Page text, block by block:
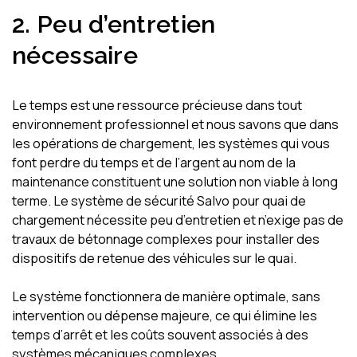
2. Peu d’entretien
nécessaire
Le temps est une ressource précieuse dans tout
environnement professionnel et nous savons que dans
les opérations de chargement, les systèmes qui vous
font perdre du temps et de l’argent au nom de la
maintenance constituent une solution non viable à long
terme. Le système de sécurité Salvo pour quai de
chargement nécessite peu d’entretien et n’exige pas de
travaux de bétonnage complexes pour installer des
dispositifs de retenue des véhicules sur le quai.
Le système fonctionnera de manière optimale, sans
intervention ou dépense majeure, ce qui élimine les
temps d’arrêt et les coûts souvent associés à des